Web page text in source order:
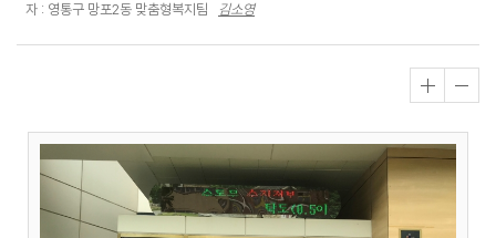
자 : 영통구 망포2동 맞춤형복지팀
김소영